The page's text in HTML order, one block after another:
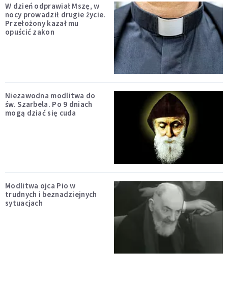
W dzień odprawiał Mszę, w
nocy prowadził drugie życie.
Przełożony kazał mu
opuścić zakon
Niezawodna modlitwa do
św. Szarbela. Po 9 dniach
mogą dziać się cuda
Modlitwa ojca Pio w
trudnych i beznadziejnych
sytuacjach